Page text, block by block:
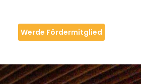
Werde Fördermitglied